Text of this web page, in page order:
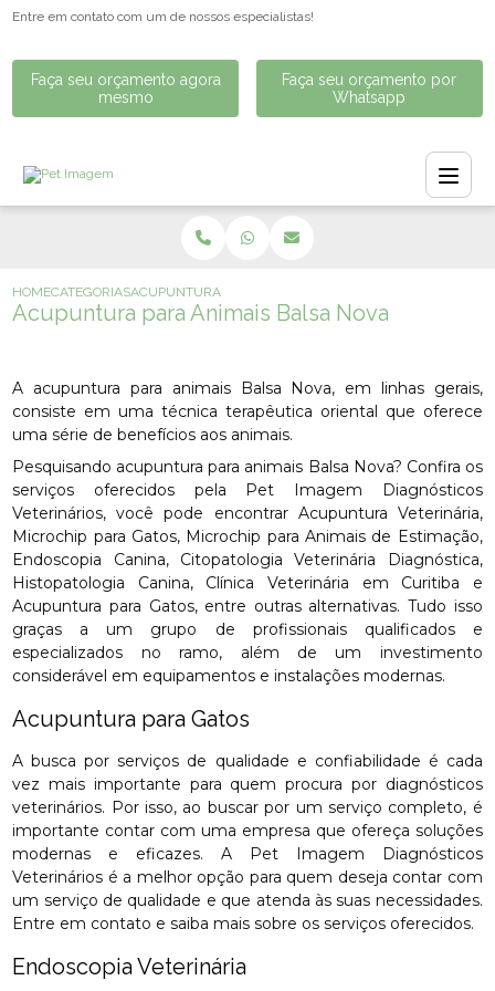
Entre em contato com um de nossos especialistas!
Faça seu orçamento agora
mesmo
Faça seu orçamento por
Whatsapp
HOMECATEGORIASACUPUNTURA PARA ANIMAIS BALSA NOVA
Acupuntura para Animais Balsa Nova
A acupuntura para animais Balsa Nova, em linhas gerais,
consiste em uma técnica terapêutica oriental que oferece
uma série de benefícios aos animais.
Pesquisando acupuntura para animais Balsa Nova? Confira os
serviços oferecidos pela Pet Imagem Diagnósticos
Veterinários, você pode encontrar Acupuntura Veterinária,
Microchip para Gatos, Microchip para Animais de Estimação,
Endoscopia Canina, Citopatologia Veterinária Diagnóstica,
Histopatologia Canina, Clínica Veterinária em Curitiba e
Acupuntura para Gatos, entre outras alternativas. Tudo isso
graças a um grupo de profissionais qualificados e
especializados no ramo, além de um investimento
considerável em equipamentos e instalações modernas.
Acupuntura para Gatos
A busca por serviços de qualidade e confiabilidade é cada
vez mais importante para quem procura por diagnósticos
veterinários. Por isso, ao buscar por um serviço completo, é
importante contar com uma empresa que ofereça soluções
modernas e eficazes. A Pet Imagem Diagnósticos
Veterinários é a melhor opção para quem deseja contar com
um serviço de qualidade e que atenda às suas necessidades.
Entre em contato e saiba mais sobre os serviços oferecidos.
Endoscopia Veterinária